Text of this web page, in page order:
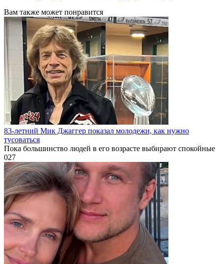
Вам также может понравится
83-летний Мик Джаггер показал молодежи, как нужно
тусоваться
Пока большинство людей в его возрасте выбирают спокойные
027